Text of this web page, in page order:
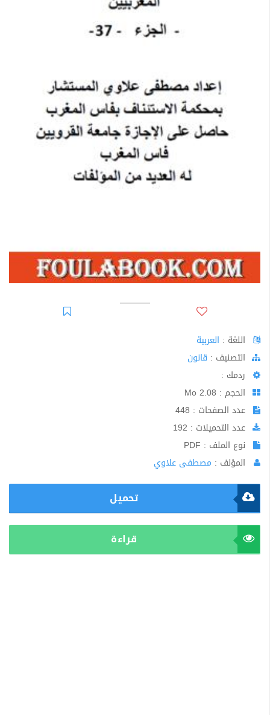
اللغة : العربية
اﻟﺘﺼﻨﻴﻒ : قانون
ردمك :
الحجم : 2.08 Mo
عدد الصفحات : 448
عدد التحميلات : 192
نوع الملف : PDF
المؤلف : مصطفى علاوي
تحميل
قراءة